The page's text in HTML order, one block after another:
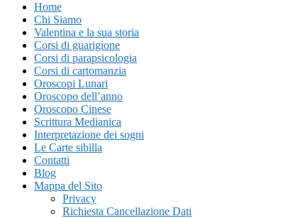
Home
Chi Siamo
Valentina e la sua storia
Corsi di guarigione
Corsi di parapsicologia
Corsi di cartomanzia
Oroscopi Lunari
Oroscopo dell’anno
Oroscopo Cinese
Scrittura Medianica
Interpretazione dei sogni
Le Carte sibilla
Contatti
Blog
Mappa del Sito
Privacy
Richiesta Cancellazione Dati